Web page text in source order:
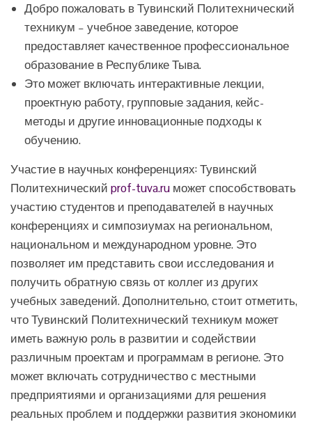
Добро пожаловать в Тувинский Политехнический
техникум – учебное заведение, которое
предоставляет качественное профессиональное
образование в Республике Тыва.
Это может включать интерактивные лекции,
проектную работу, групповые задания, кейс-
методы и другие инновационные подходы к
обучению.
Участие в научных конференциях: Тувинский
Политехнический prof-tuva.ru может способствовать
участию студентов и преподавателей в научных
конференциях и симпозиумах на региональном,
национальном и международном уровне. Это
позволяет им представить свои исследования и
получить обратную связь от коллег из других
учебных заведений. Дополнительно, стоит отметить,
что Тувинский Политехнический техникум может
иметь важную роль в развитии и содействии
различным проектам и программам в регионе. Это
может включать сотрудничество с местными
предприятиями и организациями для решения
реальных проблем и поддержки развития экономики